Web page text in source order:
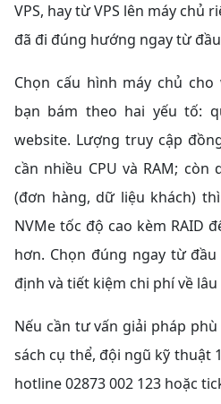
VPS, hay từ VPS lên máy chủ
đã đi đúng hướng ngay từ
Chọn cấu hình máy chủ
bạn bám theo hai yếu tố:
website. Lượng truy cập
cần nhiều CPU và RAM;
(đơn hàng, dữ liệu khách)
NVMe tốc độ cao kèm RAID
hơn. Chọn đúng ngay từ
định và tiết kiệm chi phí về lâu
Nếu cần tư vấn giải pháp
sách cụ thể, đội ngũ kỹ thuật
hotline 02873 002 123 hoặc